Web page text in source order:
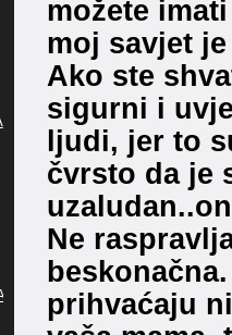
možete
moj savjet
Ako ste
sigurni i
ljudi, jer to
čvrsto da je
Ne
prihvaćaju